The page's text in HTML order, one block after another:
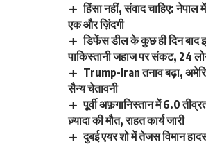
हिंसा नहीं, संवाद चाहिए:
एक और ज़िंदगी
डिफेंस डील के कुछ ही दिन बाद
पाकिस्तानी जहाज पर संकट, 24
Trump-Iran तनाव बढ़ा,
सैन्य चेतावनी
पूर्वी अफ़गानिस्तान में 6.0
ज़्यादा की मौत, राहत कार्य जारी
दुबई एयर शो में तेजस विमान